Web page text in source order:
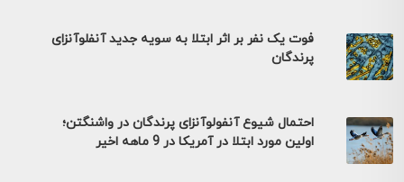
فوت یک نفر بر اثر ابتلا به سویه جدید آنفلوآنزای
پرندگان
احتمال شیوع آنفولوآنزای پرندگان در واشنگتن؛
اولین مورد ابتلا در آمریکا در 9 ماهه اخیر